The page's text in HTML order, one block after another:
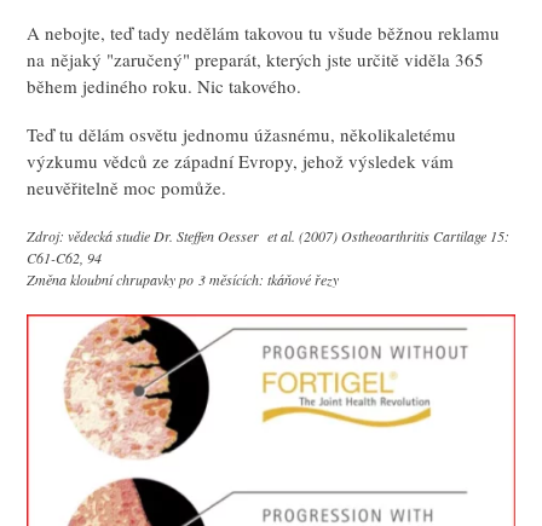
A nebojte, teď tady nedělám takovou tu všude běžnou reklamu
na nějaký "zaručený" preparát, kterých jste určitě viděla 365
během jediného roku. Nic takového.
Teď tu dělám osvětu jednomu úžasnému, několikaletému
výzkumu vědců ze západní Evropy, jehož výsledek vám
neuvěřitelně moc pomůže.
Zdroj: vědecká studie Dr. Steffen Oesser et al. (2007) Ostheoarthritis Cartilage 15:
C61-C62, 94
Změna kloubní chrupavky po 3 měsících: tkáňové řezy